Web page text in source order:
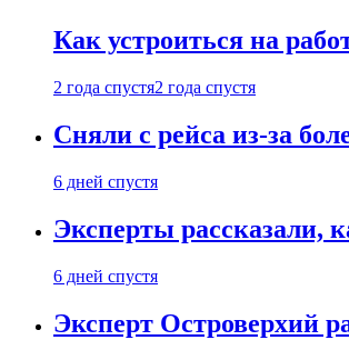
Как устроиться на
2 года спустя2 года спустя
Сняли с рейса из-за
6 дней спустя
Эксперты рассказали,
6 дней спустя
Эксперт Островерхий